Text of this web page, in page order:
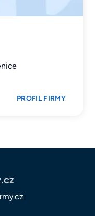
PROFIL FIRMY